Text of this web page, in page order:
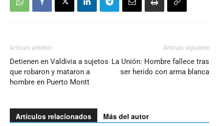
Artículo anterior
Detienen en Valdivia a sujetos
que robaron y mataron a
hombre en Puerto Montt
Artículo siguiente
La Unión: Hombre fallece tras
ser herido con arma blanca
Artículos relacionados Más del autor